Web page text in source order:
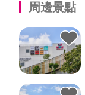
周邊景點